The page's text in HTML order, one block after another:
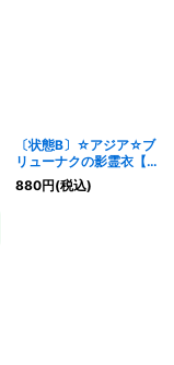
〔状態B〕☆アジア☆ブ
リューナクの影霊衣【シ
ークレットパラレル】
{アジアTW02-JP082}
880円(税込)